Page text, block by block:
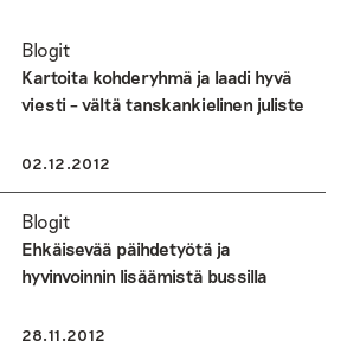
Blogit
Kartoita kohderyhmä ja laadi hyvä
viesti – vältä tanskankielinen juliste
02.12.2012
Blogit
Ehkäisevää päihdetyötä ja
hyvinvoinnin lisäämistä bussilla
28.11.2012